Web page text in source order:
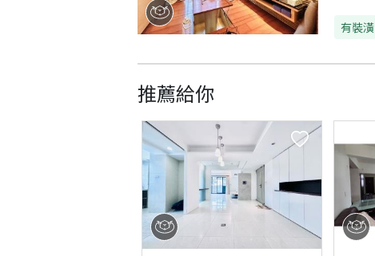
有裝潢
推薦給你